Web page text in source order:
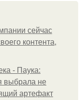
сейчас
контента,
- Паука:
выбрала не
артефакт